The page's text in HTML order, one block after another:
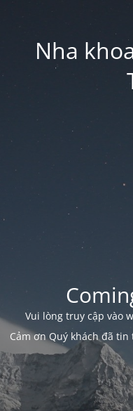
Nha
Vui lòng truy cập vào
Cảm ơn Quý khách đã